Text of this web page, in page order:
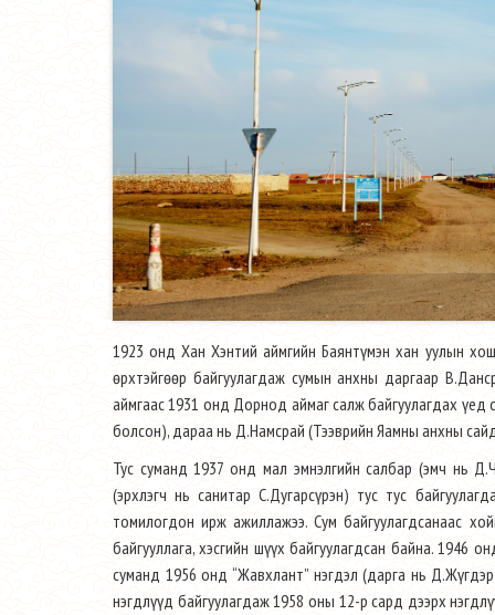
1923 онд Хан Хэнтий аймгийн Баянтүмэн хан уулын
өрхтэйгөөр байгуулагдаж сумын анхны даргаар
аймгаас 1931 онд Дорнод аймаг салж байгуулагдах үед
болсон), дараа нь Д.Намсрай (Тээврийн Яамны анхны
Тус суманд 1937 онд мал эмнэлгийн салбар (эмч нь
(эрхлэгч нь санитар С.Дугарсүрэн) тус тус
томилогдон ирж ажиллажээ. Сум байгуулагдсанаас
байгууллага, хэсгийн шүүх байгуулагдсан байна. 1946
суманд 1956 онд “Жавхлант” нэгдэл (дарга нь
нэгдлүүд байгуулагдаж 1958 оны 12-р сард дээрх